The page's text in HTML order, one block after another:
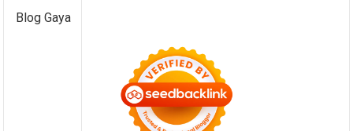
Blog Gaya